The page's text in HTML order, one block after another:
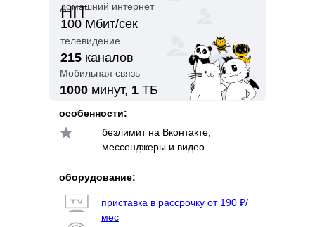
HIT
домашний интернет
телевидение
Мобильная связь
100 Мбит/сек
215 каналов
1000 минут, 1 TБ
безлимит на Вконтакте,
мессенджеры и видео
приставка в рассрочку от 190 ₽/
мес
оборудование:
особенности: